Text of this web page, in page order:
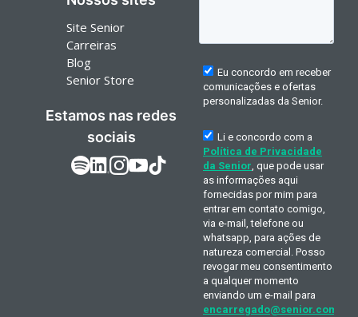
Site Senior
Carreiras
Blog
Senior Store
Estamos nas redes
sociais